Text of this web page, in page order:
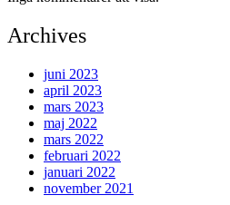
Archives
juni 2023
april 2023
mars 2023
maj 2022
mars 2022
februari 2022
januari 2022
november 2021